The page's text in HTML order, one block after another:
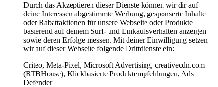
Durch das Akzeptieren dieser Dienste können wir dir auf
deine Interessen abgestimmte Werbung, gesponserte Inhalte
oder Rabattaktionen für unsere Webseite oder Produkte
basierend auf deinem Surf- und Einkaufsverhalten anzeigen
sowie deren Erfolge messen. Mit deiner Einwilligung setzen
wir auf dieser Webseite folgende Drittdienste ein:
Criteo, Meta-Pixel, Microsoft Advertising, creativecdn.com
(RTBHouse), Klickbasierte Produktempfehlungen, Ads
Defender